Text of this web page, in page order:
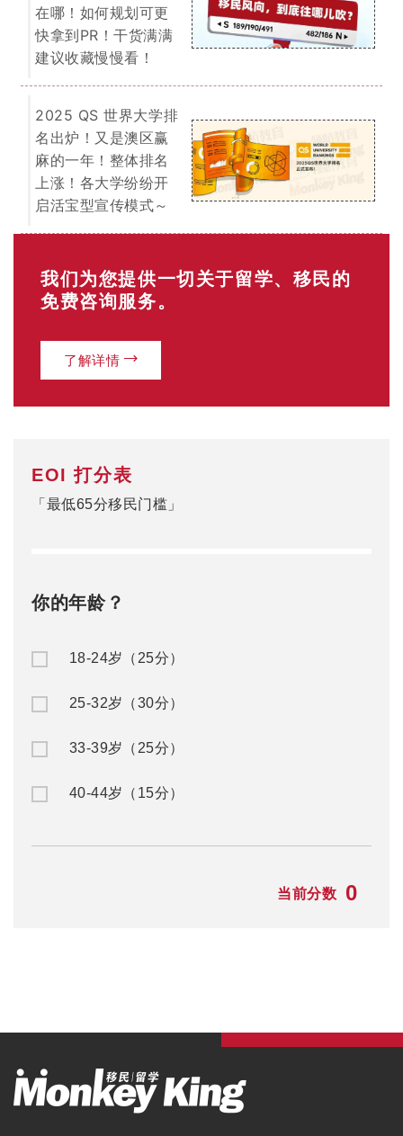
在哪！如何规划可更
快拿到PR！干货满满
建议收藏慢慢看！
2025 QS 世界大学排
名出炉！又是澳区赢
麻的一年！整体排名
上涨！各大学纷纷开
启活宝型宣传模式～
我们为您提供一切关于留学、移民的
免费咨询服务。
了解详情
EOI 打分表
「最低65分移民门槛」
你的年龄？
18-24岁（25分）
25-32岁（30分）
33-39岁（25分）
40-44岁（15分）
当前分数 0